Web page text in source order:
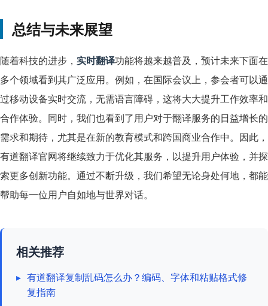
总结与未来展望
随着科技的进步， 实时翻译功能将越来越普及，预计未来下面在
多个领域看到其广泛应用。例如，在国际会议上，参会者可以通
过移动设备实时交流，无需语言障碍，这将大大提升工作效率和
合作体验。同时，我们也看到了用户对于翻译服务的日益增长的
需求和期待，尤其是在新的教育模式和跨国商业合作中。因此，
有道翻译官网将继续致力于优化其服务，以提升用户体验，并探
索更多创新功能。通过不断升级，我们希望无论身处何地，都能
帮助每一位用户自如地与世界对话。
相关推荐
▸ 有道翻译复制乱码怎么办？编码、字体和粘贴格式修
复指南